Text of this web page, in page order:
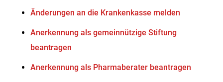
Änderungen an die Krankenkasse melden
Anerkennung als gemeinnützige Stiftung
beantragen
Anerkennung als Pharmaberater beantragen